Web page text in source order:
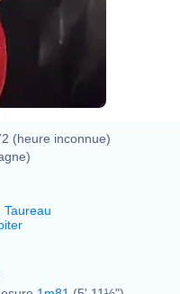
(heure inconnue)
Taureau